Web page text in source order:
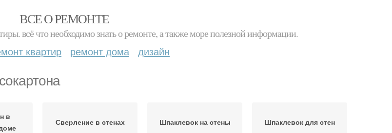
ВСЕ О РЕМОНТЕ
всё что необходимо знать о ремонте, а также море полезной информации.
квартир ремонт дома дизайн
в
Сверление в стенах Шпаклевок на стены Шпаклевок для стен